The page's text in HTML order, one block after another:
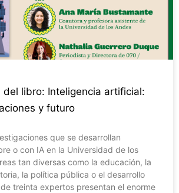
del libro: Inteligencia artificial:
y futuro
que se desarrollan
o con IA en la Universidad de los
tan diversas como la educación, la
la política pública o el desarrollo
treinta expertos presentan el enorme